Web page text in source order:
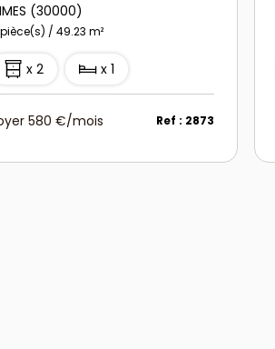
(30000)
/ 49.23 m²
x 2 x 1
580 €/mois Ref : 2873